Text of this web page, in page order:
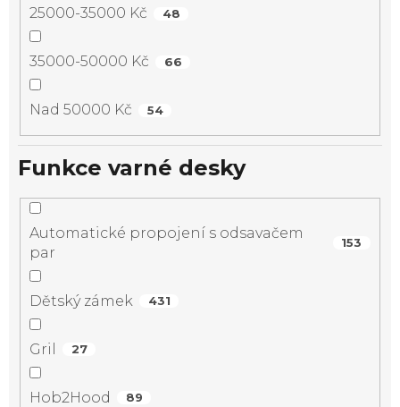
25000-35000 Kč 48
35000-50000 Kč 66
Nad 50000 Kč 54
Funkce varné desky
Automatické propojení s odsavačem
par
153
Dětský zámek 431
Gril 27
Hob2Hood 89